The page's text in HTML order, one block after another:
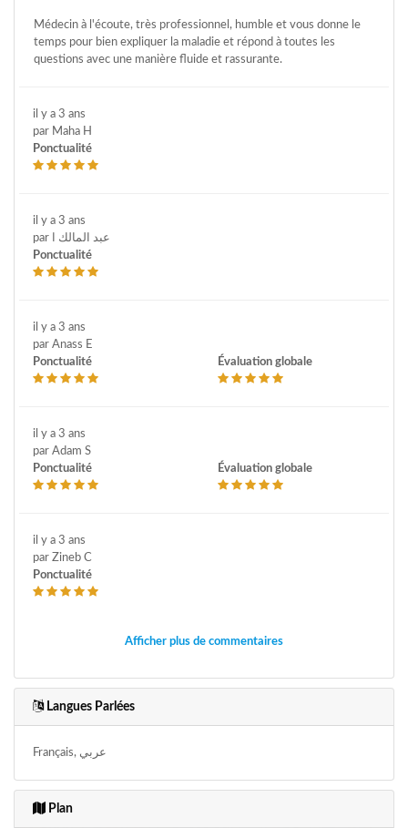
Médecin à l'écoute, très professionnel, humble et vous donne le
temps pour bien expliquer la maladie et répond à toutes les
questions avec une manière fluide et rassurante.
il y a 3 ans
par Maha H
Ponctualité
il y a 3 ans
par عبد المالك ا
Ponctualité
il y a 3 ans
par Anass E
Ponctualité
Évaluation globale
il y a 3 ans
par Adam S
Ponctualité
Évaluation globale
il y a 3 ans
par Zineb C
Ponctualité
Afficher plus de commentaires
Langues Parlées
Français, عربي
Plan